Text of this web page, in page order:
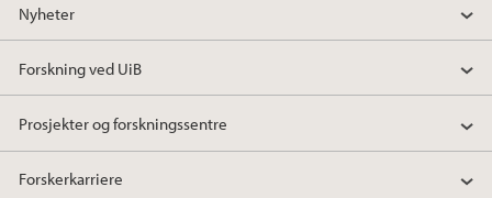
Nyheter
Forskning ved UiB
Prosjekter og forskningssentre
Forskerkarriere